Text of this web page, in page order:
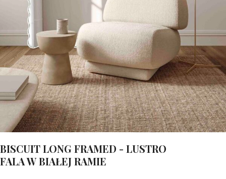
BISCUIT LONG FRAMED - LUSTRO
FALA W BIAŁEJ RAMIE